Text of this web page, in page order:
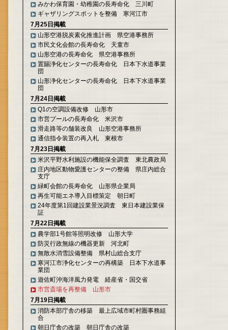
みかわ保育園・幼稚園の長寿命化 三川町
ギャザリングスポットを整備 寒河江市
7月25日掲載
山形空港脱炭素化推進計画 県空港事務所
市民文化会館の長寿命化 天童市
山形空港の長寿命化 県空港事務所
置賜浄化センターの長寿命化 日本下水道事業
団
山形浄化センターの長寿命化 日本下水道事業
団
7月24日掲載
Q1の空調設備改修 山形市
市営プールの長寿命化 米沢市
滑走路等の舗装改良 山形空港事務所
通信指令装置の再入札 東根市
7月23日掲載
米沢平野水利施設の機能保全調査 東北農政局
庄内地区動物愛護センターの整備 県庄内総合
支庁
緑町会館の長寿命化 山形県企業局
再生可能エネ導入目標策定 朝日町
24年度第1回建設業景況調査 東日本建設業保
証
7月22日掲載
農学部1号館等照明改修 山形大学
防災行政無線の機器更新 河北町
無散水消雪設備整備 県村山総合支庁
寒河江市浄化センターの再構築 日本下水道事
業団
遊佐町沖海洋風力発電 経産省・国交省
市営斎場を再整備 山形市
7月19日掲載
消防本部庁舎の移築 最上広域市町村圏事務組
合
朝日庁舎の改築 朝日庁舎の改築